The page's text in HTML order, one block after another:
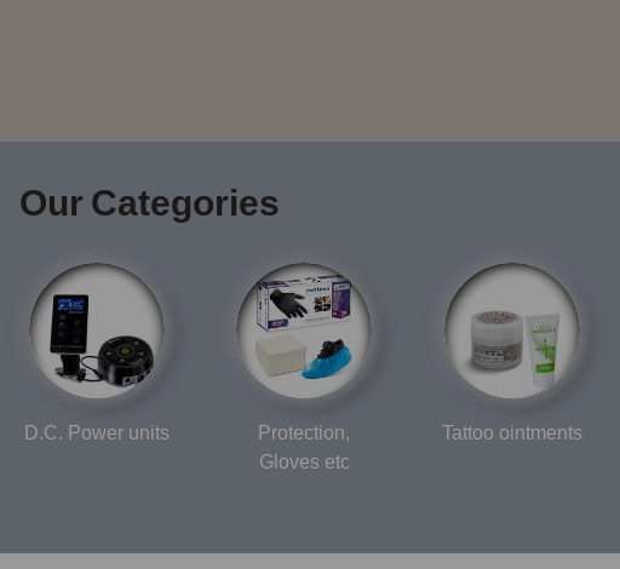
Our Categories
D.C. Power units
Protection,
Gloves etc
Tattoo ointments